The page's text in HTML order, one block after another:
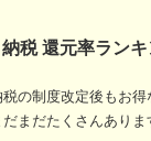
月】アサ
ロ
円
【ふるさ
速10日以
物 お水 炭
サワー シ
酢 割りも
寄付金額:
税 還元率ラン
の制度改定後もお得
まだたくさんありま